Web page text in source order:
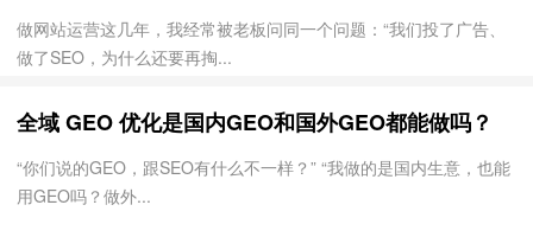
做网站运营这几年，我经常被老板问同一个问题：“我们投了广告、
做了SEO，为什么还要再掏...
全域 GEO 优化是国内GEO和国外GEO都能做吗？
“你们说的GEO，跟SEO有什么不一样？” “我做的是国内生意，也能
用GEO吗？做外...